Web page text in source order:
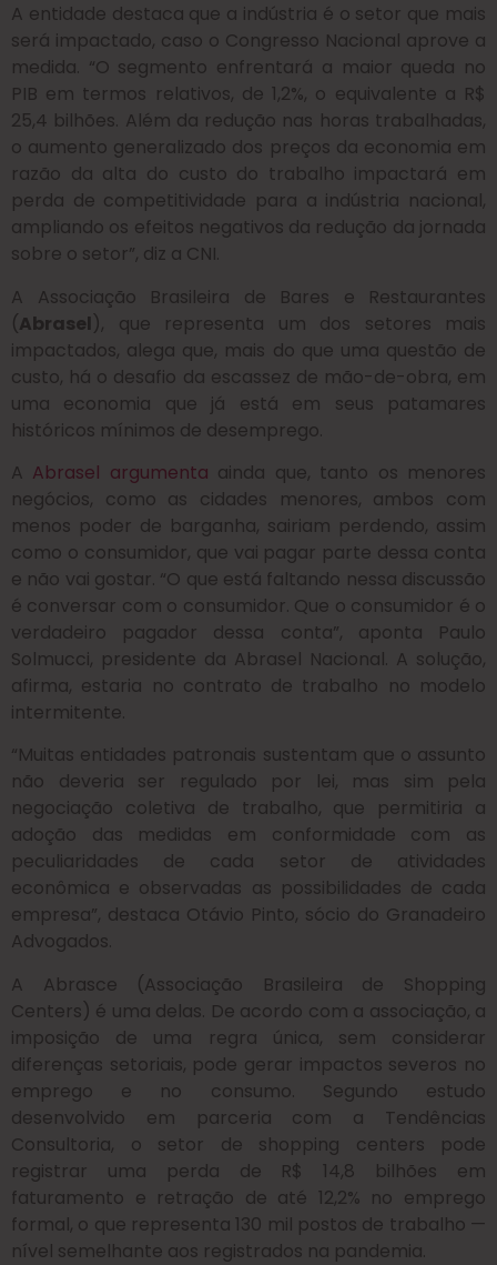
A entidade destaca que a indústria é o setor que mais
será impactado, caso o Congresso Nacional aprove a
medida. “O segmento enfrentará a maior queda no
PIB em termos relativos, de 1,2%, o equivalente a R$
25,4 bilhões. Além da redução nas horas trabalhadas,
o aumento generalizado dos preços da economia em
razão da alta do custo do trabalho impactará em
perda de competitividade para a indústria nacional,
ampliando os efeitos negativos da redução da jornada
sobre o setor”, diz a CNI.
A Associação Brasileira de Bares e Restaurantes
(Abrasel ), que representa um dos setores mais
impactados, alega que, mais do que uma questão de
custo, há o desafio da escassez de mão-de-obra, em
uma economia que já está em seus patamares
históricos mínimos de desemprego.
A Abrasel argumenta ainda que, tanto os menores
negócios, como as cidades menores, ambos com
menos poder de barganha, sairiam perdendo, assim
como o consumidor, que vai pagar parte dessa conta
e não vai gostar. “O que está faltando nessa discussão
é conversar com o consumidor. Que o consumidor é o
verdadeiro pagador dessa conta”, aponta Paulo
Solmucci, presidente da Abrasel Nacional. A solução,
afirma, estaria no contrato de trabalho no modelo
intermitente.
“Muitas entidades patronais sustentam que o assunto
não deveria ser regulado por lei, mas sim pela
negociação coletiva de trabalho, que permitiria a
adoção das medidas em conformidade com as
peculiaridades de cada setor de atividades
econômica e observadas as possibilidades de cada
empresa”, destaca Otávio Pinto, sócio do Granadeiro
Advogados.
A Abrasce (Associação Brasileira de Shopping
Centers) é uma delas. De acordo com a associação, a
imposição de uma regra única, sem considerar
diferenças setoriais, pode gerar impactos severos no
emprego e no consumo. Segundo estudo
desenvolvido em parceria com a Tendências
Consultoria, o setor de shopping centers pode
registrar uma perda de R$ 14,8 bilhões em
faturamento e retração de até 12,2% no emprego
formal, o que representa 130 mil postos de trabalho —
nível semelhante aos registrados na pandemia.